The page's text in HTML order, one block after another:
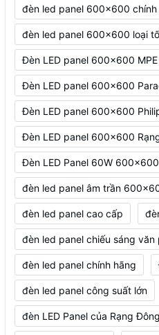
đèn led panel 600x600 chính
đèn led panel 600x600 loại
Đèn LED panel 600x600 MPE
Đèn LED panel 600x600
Đèn LED panel 600x600
Đèn LED panel 600x600
Đèn LED Panel 60W 600x600
đèn led panel âm trần
đèn led panel cao cấp
đèn led panel chiếu sáng văn
đèn led panel chính hãng
đèn led panel công suất lớn
đèn LED Panel của Rạng Đông